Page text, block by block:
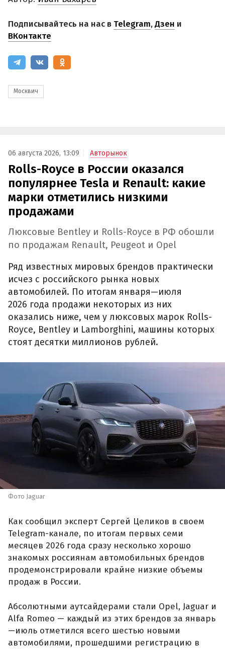
Подписывайтесь на нас в Telegram,Дзен и
ВКонтакте
Москвич
06 августа 2026, 13:09 Авторынок
Rolls-Royce в России оказался
популярнее Tesla и Renault: какие
марки отметились низкими
продажами
Люксовые Bentley и Rolls-Royce в РФ обошли
по продажам Renault, Peugeot и Opel
Ряд известных мировых брендов практически
исчез с российского рынка новых
автомобилей. По итогам января—июля
2026 года продажи некоторых из них
оказались ниже, чем у люксовых марок Rolls-
Royce, Bentley и Lamborghini, машины которых
стоят десятки миллионов рублей.
Фото Jaguar
Как сообщил эксперт Сергей Целиков в своем
Telegram-канале, по итогам первых семи
месяцев 2026 года сразу несколько хорошо
знакомых россиянам автомобильных брендов
продемонстрировали крайне низкие объемы
продаж в России.
Абсолютными аутсайдерами стали Opel, Jaguar и
Alfa Romeo — каждый из этих брендов за январь
—июль отметился всего шестью новыми
автомобилями, прошедшими регистрацию в